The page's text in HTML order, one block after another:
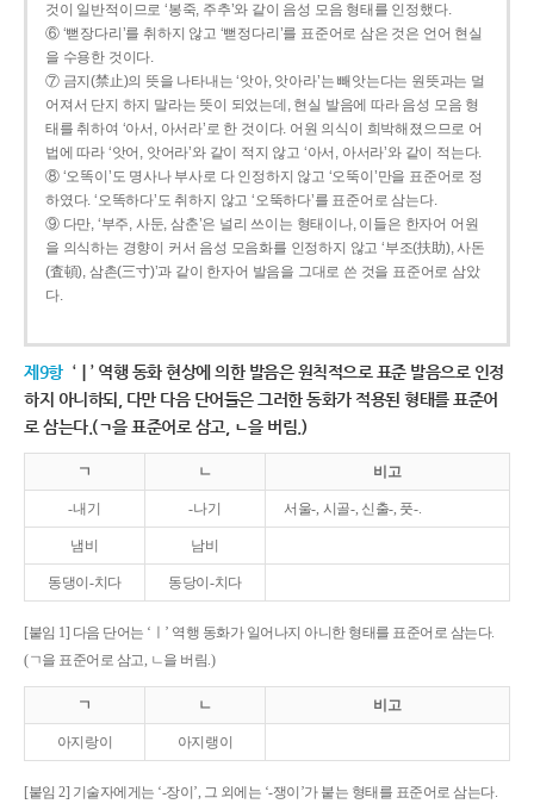
것이 일반적이므로 ‘봉죽, 주추’와 같이 음성 모음 형태를 인정했다.
⑥ ‘뻗장다리’를 취하지 않고 ‘뻗정다리’를 표준어로 삼은 것은 언어 현실
을 수용한 것이다.
⑦ 금지(禁止)의 뜻을 나타내는 ‘앗아, 앗아라’는 빼앗는다는 원뜻과는 멀
어져서 단지 하지 말라는 뜻이 되었는데, 현실 발음에 따라 음성 모음 형
태를 취하여 ‘아서, 아서라’로 한 것이다. 어원 의식이 희박해졌으므로 어
법에 따라 ‘앗어, 앗어라’와 같이 적지 않고 ‘아서, 아서라’와 같이 적는다.
⑧ ‘오똑이’도 명사나 부사로 다 인정하지 않고 ‘오뚝이’만을 표준어로 정
하였다. ‘오똑하다’도 취하지 않고 ‘오뚝하다’를 표준어로 삼는다.
⑨ 다만, ‘부주, 사둔, 삼춘’은 널리 쓰이는 형태이나, 이들은 한자어 어원
을 의식하는 경향이 커서 음성 모음화를 인정하지 않고 ‘부조(扶助), 사돈
(査頓), 삼촌(三寸)’과 같이 한자어 발음을 그대로 쓴 것을 표준어로 삼았
다.
제9항 ‘ㅣ’ 역행 동화 현상에 의한 발음은 원칙적으로 표준 발음으로 인정
하지 아니하되, 다만 다음 단어들은 그러한 동화가 적용된 형태를 표준어
로 삼는다.(ㄱ을 표준어로 삼고, ㄴ을 버림.)
ㄱ ㄴ 비고
-내기 -나기 서울-, 시골-, 신출-, 풋-.
냄비 남비
동댕이-치다 동당이-치다
[붙임 1] 다음 단어는 ‘ㅣ’ 역행 동화가 일어나지 아니한 형태를 표준어로 삼는다.
(ㄱ을 표준어로 삼고, ㄴ을 버림.)
ㄱ ㄴ 비고
아지랑이 아지랭이
[붙임 2] 기술자에게는 ‘-장이’, 그 외에는 ‘-쟁이’가 붙는 형태를 표준어로 삼는다.